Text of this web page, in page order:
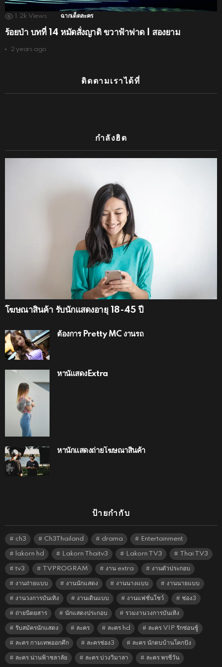
1.2k Views ฉากเด็ดละคร
ร้อยป่า บทที่ 14 หมัดสั่งญาติ ขวาฟ้าฟาด | สองยาม
2 years ago
ติดตามเราได้ที่
กำลังฮิต
โฆษณาสินค้า รับนักแสดงอายุ 18-45 ปี
ต้องการ Pretty MC งานรถ
หานัแสดงExtra
หานักแสดงถ่ายโฆษณาสินค้า
ป้ายกำกับ
ch3 Ch3Thailand drama Entertainment
lakorn hd Lakorn Thaitv3 Lakorn TV3 Thai TV3
tv3 TVPROGRAM งาน extra งานตัวประกอบ
งานถ่ายแบบ งานนักแสดง งานนางแบบ งานนายแบบ
งานวงการบันเทิง งานเดินแบบ งานแฟชั่นโชว์ ช่อง3
ถ่ายนิตยสาร นักแสดงประกอบ รวมงานวงการบันเทิง
รับสมัครนักแสดง ละคร ละคร hd ละคร VIP รักซ่อนชู้
ละคร กามเทพออกศึก ละครช่อง3 ละคร นักตบบ้านโคกปัง
ละคร น่านฟ้าชลาลัย ละคร บ่วงวิมาลา ละคร พรชีวัน